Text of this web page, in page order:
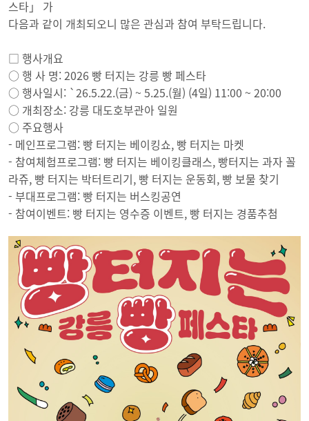
스타」 가
다음과 같이 개최되오니 많은 관심과 참여 부탁드립니다.
□ 행사개요
○ 행 사 명: 2026 빵 터지는 강릉 빵 페스타
○ 행사일시: `26.5.22.(금) ~ 5.25.(월) (4일) 11:00 ~ 20:00
○ 개최장소: 강릉 대도호부관아 일원
○ 주요행사
- 메인프로그램: 빵 터지는 베이킹쇼, 빵 터지는 마켓
- 참여체험프로그램: 빵 터지는 베이킹클래스, 빵터지는 과자 꼴
라쥬, 빵 터지는 박터트리기, 빵 터지는 운동회, 빵 보물 찾기
- 부대프로그램: 빵 터지는 버스킹공연
- 참여이벤트: 빵 터지는 영수증 이벤트, 빵 터지는 경품추첨